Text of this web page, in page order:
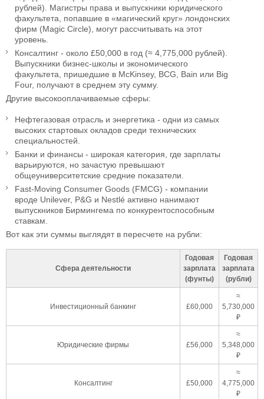
рублей). Магистры права и выпускники юридического
факультета, попавшие в «магический круг» лондонских
фирм (Magic Circle), могут рассчитывать на этот
уровень.
Консалтинг - около £50,000 в год (≈ 4,775,000 рублей).
Выпускники бизнес-школы и экономического
факультета, пришедшие в McKinsey, BCG, Bain или Big
Four, получают в среднем эту сумму.
Другие высокооплачиваемые сферы:
Нефтегазовая отрасль и энергетика - одни из самых
высоких стартовых окладов среди технических
специальностей.
Банки и финансы - широкая категория, где зарплаты
варьируются, но зачастую превышают
общеуниверситетские средние показатели.
Fast-Moving Consumer Goods (FMCG) - компании
вроде Unilever, P&G и Nestlé активно нанимают
выпускников Бирмингема по конкурентоспособным
ставкам.
Вот как эти суммы выглядят в пересчете на рубли:
Сфера деятельности
Годовая
зарплата
(фунты)
Годовая
зарплата
(рубли)
Инвестиционный банкинг £60,000
≈
5,730,000
₽
Юридические фирмы £56,000
≈
5,348,000
₽
Консалтинг £50,000
≈
4,775,000
₽